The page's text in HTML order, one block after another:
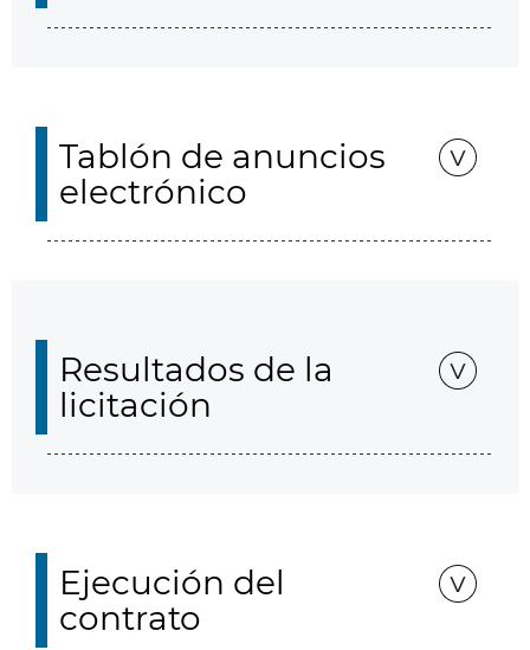
Tablón de anuncios
electrónico
Resultados de la
licitación
Ejecución del
contrato